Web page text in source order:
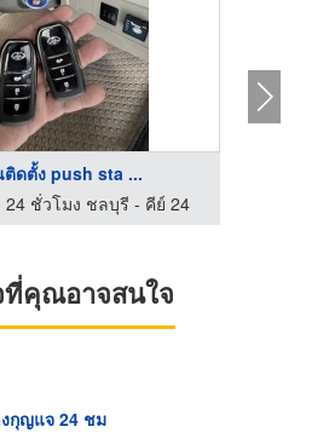
ดตั้ง push sta ...
ชั่วโมง ชลบุรี - คีย์ 24
ที่คุณอาจสนใจ
กุญแจ 24 ชม